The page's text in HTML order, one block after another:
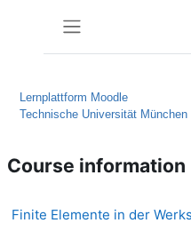
Lernplattform Moodle
Technische Universität München
Course information
Finite Elemente in der